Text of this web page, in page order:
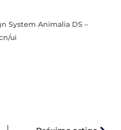
System Animalia DS –
ui